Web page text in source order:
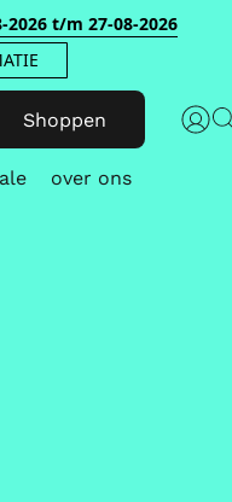
t/m 27-08-2026
Shoppen
over ons